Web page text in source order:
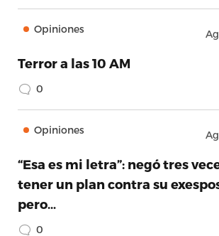
Opiniones
Terror a las 10 AM
0
Opiniones
“Esa es mi letra”: negó tres
tener un plan contra su
pero…
0